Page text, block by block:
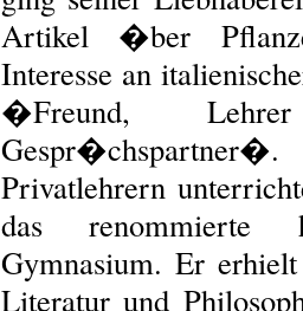
Artikel �ber
Interesse an
�Freund,
Privatlehrern
das renommierte
Gymnasium. Er
Literatur und